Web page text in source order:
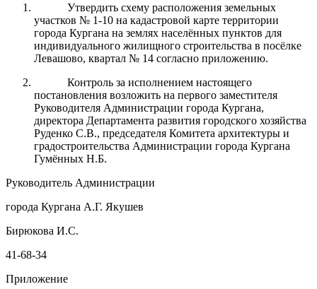
Утвердить схему расположения земельных
участков № 1-10 на кадастровой карте территории
города Кургана на землях населённых пунктов для
индивидуального жилищного строительства в посёлке
Левашово, квартал № 14 согласно приложению.
Контроль за исполнением настоящего
постановления возложить на первого заместителя
Руководителя Администрации города Кургана,
директора Департамента развития городского хозяйства
Руденко С.В., председателя Комитета архитектуры и
градостроительства Администрации города Кургана
Гумённых Н.Б.
Руководитель Администрации
города Кургана А.Г. Якушев
Бирюкова И.С.
41-68-34
Приложение